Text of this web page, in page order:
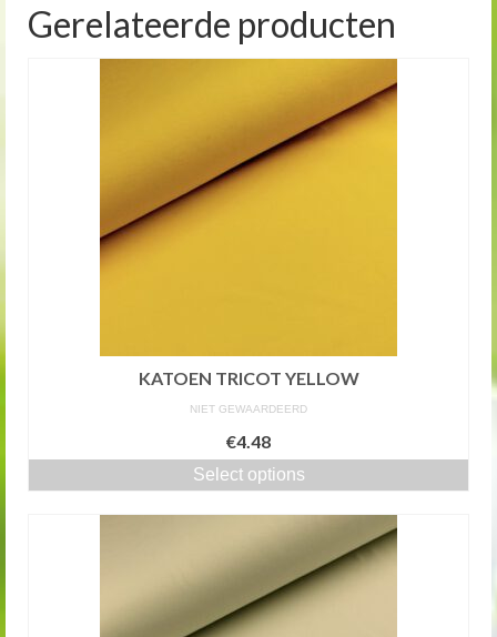
Gerelateerde producten
KATOEN TRICOT YELLOW
NIET GEWAARDEERD
€4.48
Select options